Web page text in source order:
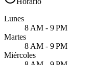
Lunes
8 AM - 9 PM
Martes
8 AM - 9 PM
Miércoles